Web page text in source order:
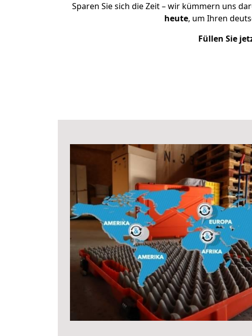
Sparen Sie sich die Zeit – wir kümmern uns
heute, um Ihren
Füllen Sie